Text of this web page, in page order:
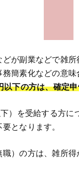
が副業などで雑所
務簡素化などの意
以下の方は、確定
）を受給する方に
となります。
職）の方は、雑所